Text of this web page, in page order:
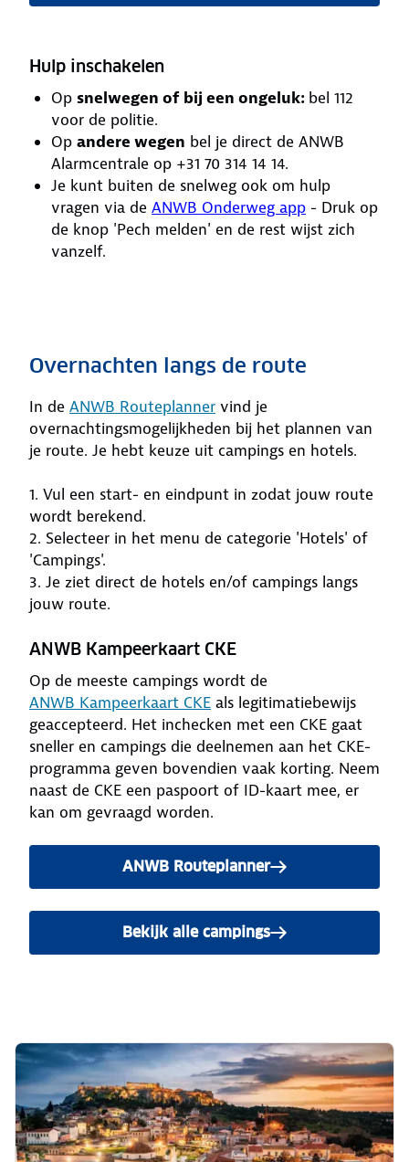
Hulp inschakelen
Op snelwegen of bij een ongeluk: bel 112
voor de politie.
Op andere wegen bel je direct de ANWB
Alarmcentrale op +31 70 314 14 14.
Je kunt buiten de snelweg ook om hulp
vragen via de ANWB Onderweg app - Druk op
de knop 'Pech melden' en de rest wijst zich
vanzelf.
Overnachten langs de route
In de ANWB Routeplanner vind je
overnachtingsmogelijkheden bij het plannen van
je route. Je hebt keuze uit campings en hotels.
1. Vul een start- en eindpunt in zodat jouw route
wordt berekend.
2. Selecteer in het menu de categorie 'Hotels' of
'Campings'.
3. Je ziet direct de hotels en/of campings langs
jouw route.
ANWB Kampeerkaart CKE
Op de meeste campings wordt de
ANWB Kampeerkaart CKE als legitimatiebewijs
geaccepteerd. Het inchecken met een CKE gaat
sneller en campings die deelnemen aan het CKE-
programma geven bovendien vaak korting. Neem
naast de CKE een paspoort of ID-kaart mee, er
kan om gevraagd worden.
ANWB Routeplanner
Bekijk alle campings